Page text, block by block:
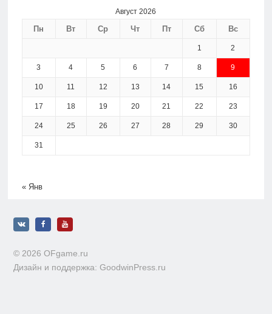
Август 2026
Пн Вт Ср Чт Пт Сб Вс
1 2
3 4 5 6 7 8 9
10 11 12 13 14 15 16
17 18 19 20 21 22 23
24 25 26 27 28 29 30
31
« Янв
© 2026 OFgame.ru
Дизайн и поддержка: GoodwinPress.ru